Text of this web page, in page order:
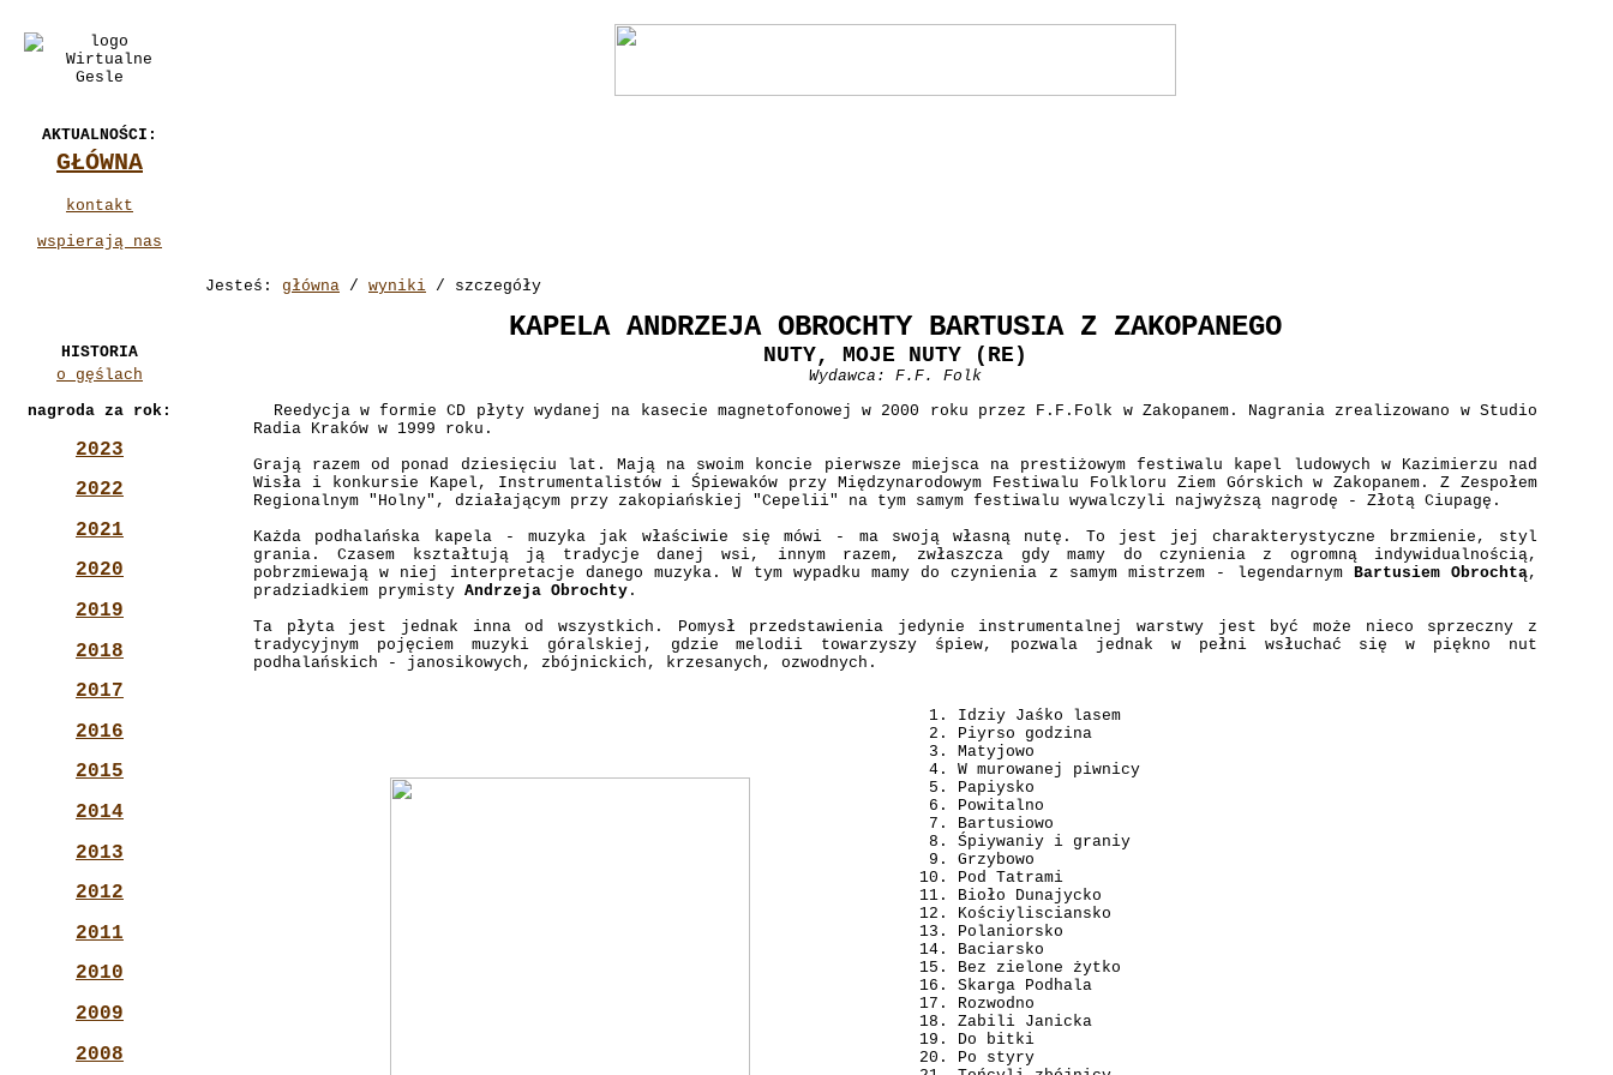
AKTUALNOŚCI:
GŁÓWNA
kontakt
wspierają nas
HISTORIA
o gęślach
nagroda za rok:
2023
2022
2021
2020
2019
2018
2017
2016
2015
2014
2013
2012
2011
2010
2009
2008
Jesteś: główna / wyniki / szczegóły
KAPELA ANDRZEJA OBROCHTY BARTUSIA Z ZAKOPANEGO
NUTY, MOJE NUTY (RE)
Wydawca: F.F. Folk
Reedycja w formie CD płyty wydanej na kasecie magnetofonowej w 2000 roku przez F.F.Folk w Zakopanem. Nagrania zrealizowano w Studio
Radia Kraków w 1999 roku.
Grają razem od ponad dziesięciu lat. Mają na swoim koncie pierwsze miejsca na prestiżowym festiwalu kapel ludowych w Kazimierzu nad
Wisła i konkursie Kapel, Instrumentalistów i Śpiewaków przy Międzynarodowym Festiwalu Folkloru Ziem Górskich w Zakopanem. Z Zespołem
Regionalnym "Holny", działającym przy zakopiańskiej "Cepelii" na tym samym festiwalu wywalczyli najwyższą nagrodę - Złotą Ciupagę.
Każda podhalańska kapela - muzyka jak właściwie się mówi - ma swoją własną nutę. To jest jej charakterystyczne brzmienie, styl
grania. Czasem kształtują ją tradycje danej wsi, innym razem, zwłaszcza gdy mamy do czynienia z ogromną indywidualnością,
pobrzmiewają w niej interpretacje danego muzyka. W tym wypadku mamy do czynienia z samym mistrzem - legendarnym Bartusiem Obrochtą,
pradziadkiem prymisty Andrzeja Obrochty .
Ta płyta jest jednak inna od wszystkich. Pomysł przedstawienia jedynie instrumentalnej warstwy jest być może nieco sprzeczny z
tradycyjnym pojęciem muzyki góralskiej, gdzie melodii towarzyszy śpiew, pozwala jednak w pełni wsłuchać się w piękno nut
podhalańskich - janosikowych, zbójnickich, krzesanych, ozwodnych.
Idziy Jaśko lasem
Piyrso godzina
Matyjowo
W murowanej piwnicy
Papiysko
Powitalno
Bartusiowo
Śpiywaniy i graniy
Grzybowo
Pod Tatrami
Bioło Dunajycko
Kościylisciansko
Polaniorsko
Baciarsko
Bez zielone żytko
Skarga Podhala
Rozwodno
Zabili Janicka
Do bitki
Po styry